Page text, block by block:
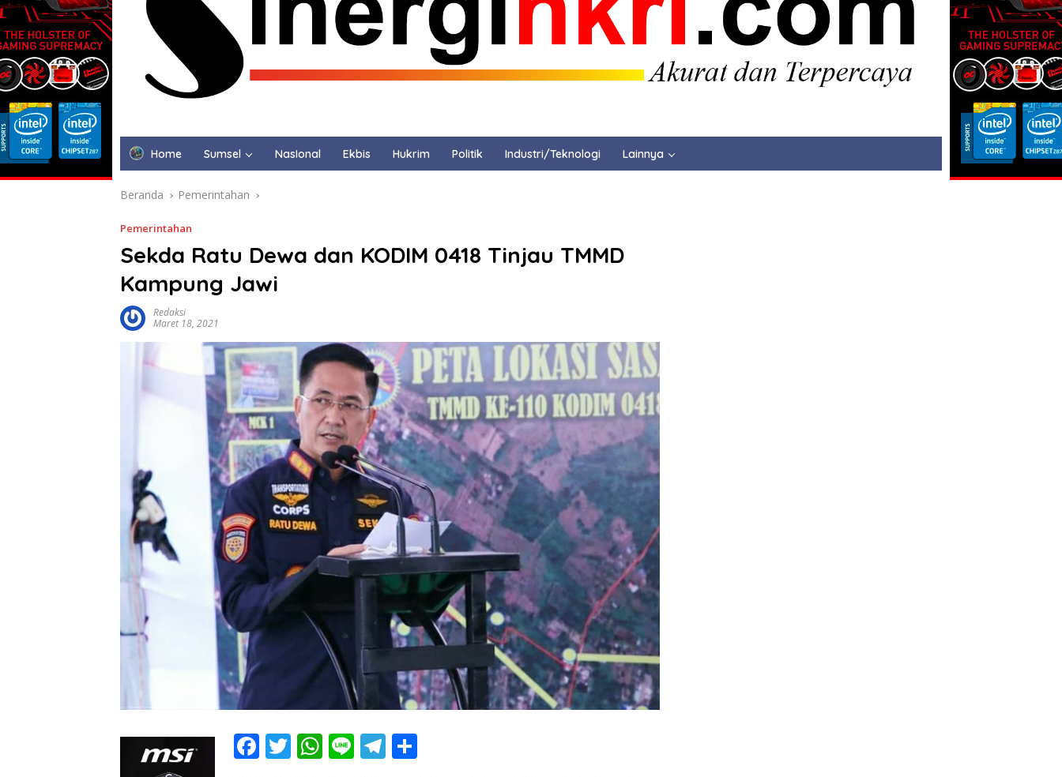
Home Sumsel NasIonal Ekbis Hukrim Politik Industri/Teknologi Lainnya
Beranda Pemerintahan
Pemerintahan
Sekda Ratu Dewa dan KODIM 0418 Tinjau TMMD
Kampung Jawi
Redaksi
Maret 18, 2021
F T W Li T